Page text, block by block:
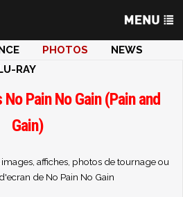
PHOTOS
NEWS
RAY
Pain No Gain (Pain and
Gain)
affiches, photos de tournage ou
de No Pain No Gain